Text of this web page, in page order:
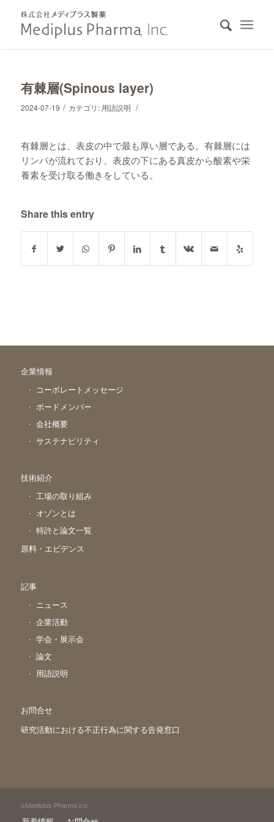
有棘層(Spinous layer)
2024-07-19 / カテゴリ: 用語説明 /
有棘層とは、表皮の中で最も厚い層である。有棘層には
リンパが流れており、表皮の下にある真皮から酸素や栄
養素を受け取る働きをしている。
Share this entry
企業情報
コーポレートメッセージ
ボードメンバー
会社概要
サステナビリティ
技術紹介
工場の取り組み
オゾンとは
特許と論文一覧
原料・エビデンス
記事
ニュース
企業活動
学会・展示会
論文
用語説明
お問合せ
研究活動における不正行為に関する告発窓口
©Mediplus Pharma,Inc.